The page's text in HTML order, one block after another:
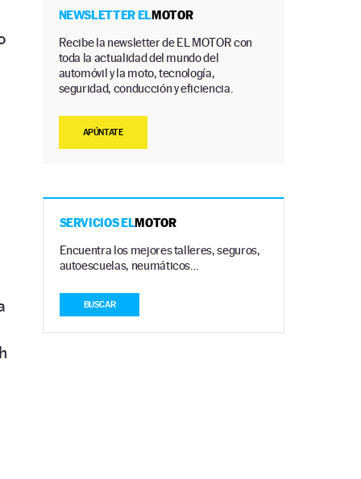
NEWSLETTER ELMOTOR
Recibe la newsletter de EL MOTOR con
toda la actualidad del mundo del
automóvil y la moto, tecnología,
seguridad, conducción y eficiencia.
APÚNTATE
SERVICIOS ELMOTOR
Encuentra los mejores talleres, seguros,
autoescuelas, neumáticos…
BUSCAR